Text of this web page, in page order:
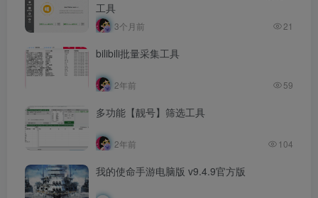
工具
3个月前 21
bilibili批量采集工具
2年前 59
多功能【靓号】筛选工具
2年前 104
我的使命手游电脑版 v9.4.9官方版